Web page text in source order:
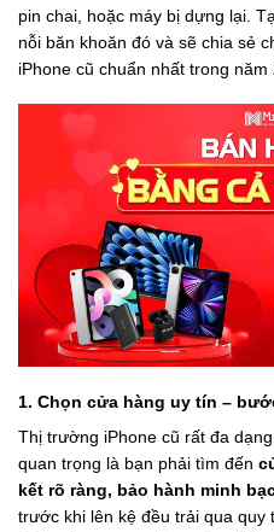
pin chai, hoặc máy bị dựng lại.
nỗi băn khoăn đó và sẽ chia sẻ
iPhone cũ chuẩn nhất trong năm
1. Chọn cửa hàng uy tín –
Thị trường iPhone cũ rất đa
quan trọng là bạn phải tìm đến
kết rõ ràng, bảo hành minh
trước khi lên kệ đều trải qua